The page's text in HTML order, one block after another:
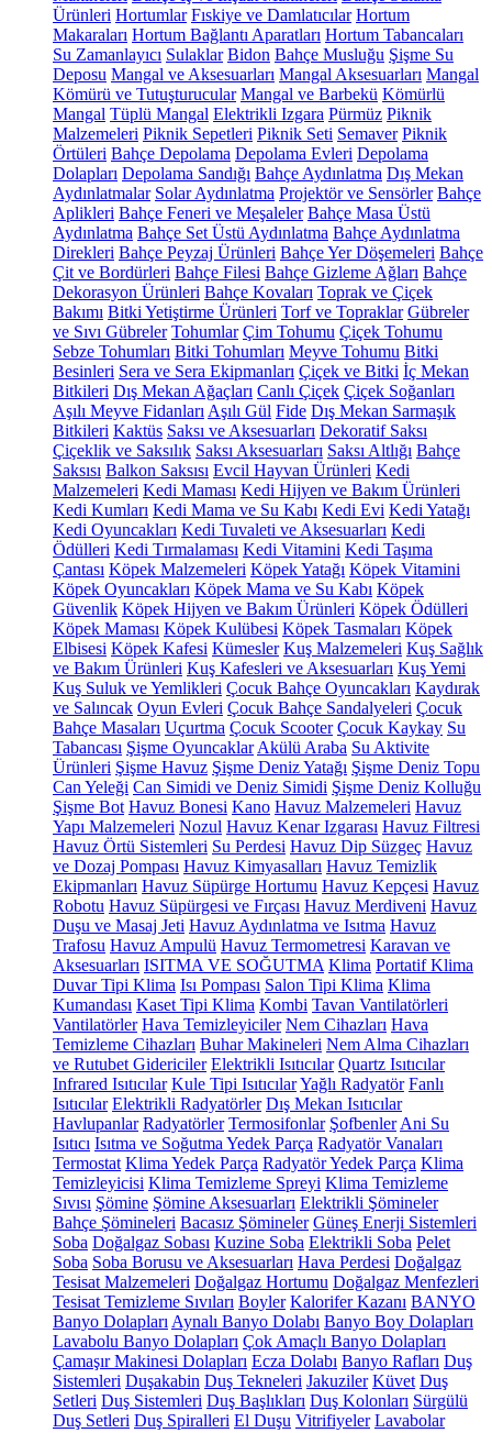
Ürünleri Hortumlar Fıskiye ve Damlatıcılar Hortum
Makaraları Hortum Bağlantı Aparatları Hortum Tabancaları
Su Zamanlayıcı Sulaklar Bidon Bahçe Musluğu Şişme Su
Deposu Mangal ve Aksesuarları Mangal Aksesuarları Mangal
Kömürü ve Tutuşturucular Mangal ve Barbekü Kömürlü
Mangal Tüplü Mangal Elektrikli Izgara Pürmüz Piknik
Malzemeleri Piknik Sepetleri Piknik Seti Semaver Piknik
Örtüleri Bahçe Depolama Depolama Evleri Depolama
Dolapları Depolama Sandığı Bahçe Aydınlatma Dış Mekan
Aydınlatmalar Solar Aydınlatma Projektör ve Sensörler Bahçe
Aplikleri Bahçe Feneri ve Meşaleler Bahçe Masa Üstü
Aydınlatma Bahçe Set Üstü Aydınlatma Bahçe Aydınlatma
Direkleri Bahçe Peyzaj Ürünleri Bahçe Yer Döşemeleri Bahçe
Çit ve Bordürleri Bahçe Filesi Bahçe Gizleme Ağları Bahçe
Dekorasyon Ürünleri Bahçe Kovaları Toprak ve Çiçek
Bakımı Bitki Yetiştirme Ürünleri Torf ve Topraklar Gübreler
ve Sıvı Gübreler Tohumlar Çim Tohumu Çiçek Tohumu
Sebze Tohumları Bitki Tohumları Meyve Tohumu Bitki
Besinleri Sera ve Sera Ekipmanları Çiçek ve Bitki İç Mekan
Bitkileri Dış Mekan Ağaçları Canlı Çiçek Çiçek Soğanları
Aşılı Meyve Fidanları Aşılı Gül Fide Dış Mekan Sarmaşık
Bitkileri Kaktüs Saksı ve Aksesuarları Dekoratif Saksı
Çiçeklik ve Saksılık Saksı Aksesuarları Saksı Altlığı Bahçe
Saksısı Balkon Saksısı Evcil Hayvan Ürünleri Kedi
Malzemeleri Kedi Maması Kedi Hijyen ve Bakım Ürünleri
Kedi Kumları Kedi Mama ve Su Kabı Kedi Evi Kedi Yatağı
Kedi Oyuncakları Kedi Tuvaleti ve Aksesuarları Kedi
Ödülleri Kedi Tırmalaması Kedi Vitamini Kedi Taşıma
Çantası Köpek Malzemeleri Köpek Yatağı Köpek Vitamini
Köpek Oyuncakları Köpek Mama ve Su Kabı Köpek
Güvenlik Köpek Hijyen ve Bakım Ürünleri Köpek Ödülleri
Köpek Maması Köpek Kulübesi Köpek Tasmaları Köpek
Elbisesi Köpek Kafesi Kümesler Kuş Malzemeleri Kuş Sağlık
ve Bakım Ürünleri Kuş Kafesleri ve Aksesuarları Kuş Yemi
Kuş Suluk ve Yemlikleri Çocuk Bahçe Oyuncakları Kaydırak
ve Salıncak Oyun Evleri Çocuk Bahçe Sandalyeleri Çocuk
Bahçe Masaları Uçurtma Çocuk Scooter Çocuk Kaykay Su
Tabancası Şişme Oyuncaklar Akülü Araba Su Aktivite
Ürünleri Şişme Havuz Şişme Deniz Yatağı Şişme Deniz Topu
Can Yeleği Can Simidi ve Deniz Simidi Şişme Deniz Kolluğu
Şişme Bot Havuz Bonesi Kano Havuz Malzemeleri Havuz
Yapı Malzemeleri Nozul Havuz Kenar Izgarası Havuz Filtresi
Havuz Örtü Sistemleri Su Perdesi Havuz Dip Süzgeç Havuz
ve Dozaj Pompası Havuz Kimyasalları Havuz Temizlik
Ekipmanları Havuz Süpürge Hortumu Havuz Kepçesi Havuz
Robotu Havuz Süpürgesi ve Fırçası Havuz Merdiveni Havuz
Duşu ve Masaj Jeti Havuz Aydınlatma ve Isıtma Havuz
Trafosu Havuz Ampulü Havuz Termometresi Karavan ve
Aksesuarları ISITMA VE SOĞUTMA Klima Portatif Klima
Duvar Tipi Klima Isı Pompası Salon Tipi Klima Klima
Kumandası Kaset Tipi Klima Kombi Tavan Vantilatörleri
Vantilatörler Hava Temizleyiciler Nem Cihazları Hava
Temizleme Cihazları Buhar Makineleri Nem Alma Cihazları
ve Rutubet Gidericiler Elektrikli Isıtıcılar Quartz Isıtıcılar
Infrared Isıtıcılar Kule Tipi IsıtıcılarYağlı Radyatör Fanlı
Isıtıcılar Elektrikli Radyatörler Dış Mekan Isıtıcılar
Havlupanlar Radyatörler Termosifonlar Şofbenler Ani Su
Isıtıcı Isıtma ve Soğutma Yedek Parça Radyatör Vanaları
Termostat Klima Yedek Parça Radyatör Yedek Parça Klima
Temizleyicisi Klima Temizleme Spreyi Klima Temizleme
Sıvısı Şömine Şömine Aksesuarları Elektrikli Şömineler
Bahçe Şömineleri Bacasız Şömineler Güneş Enerji Sistemleri
Soba Doğalgaz Sobası Kuzine Soba Elektrikli Soba Pelet
Soba Soba Borusu ve Aksesuarları Hava Perdesi Doğalgaz
Tesisat Malzemeleri Doğalgaz Hortumu Doğalgaz Menfezleri
Tesisat Temizleme Sıvıları Boyler Kalorifer Kazanı BANYO
Banyo Dolapları Aynalı Banyo Dolabı Banyo Boy Dolapları
Lavabolu Banyo Dolapları Çok Amaçlı Banyo Dolapları
Çamaşır Makinesi Dolapları Ecza Dolabı Banyo Rafları Duş
Sistemleri Duşakabin Duş Tekneleri Jakuziler Küvet Duş
Setleri Duş Sistemleri Duş Başlıkları Duş Kolonları Sürgülü
Duş Setleri Duş Spiralleri El Duşu Vitrifiyeler Lavabolar